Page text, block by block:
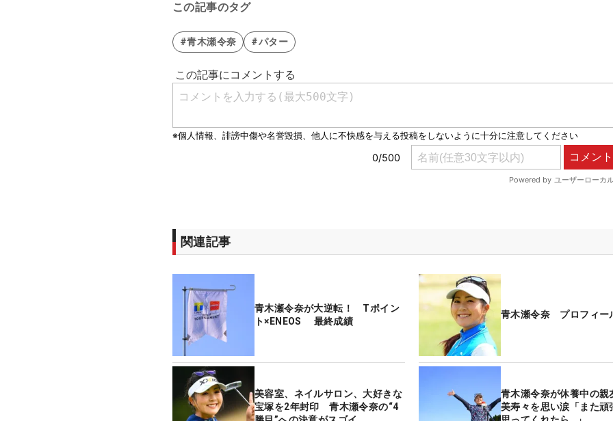
この記事のタグ
#青木瀬令奈 #パター
関連記事
青木瀬令奈が大逆転！ Tポイン
ト×ENEOS 最終成績
青木瀬令奈 プロフィー
美容室、ネイルサロン、大好きな
宝塚を2年封印 青木瀬令奈の“4
青木瀬令奈が休養中の親
美寿々を思い涙「また頑